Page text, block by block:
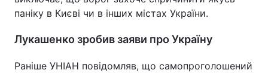
паніку в Києві чи в інших містах України.
Лукашенко зробив заяви про Україну
Раніше УНІАН повідомляв, що самопроголошений